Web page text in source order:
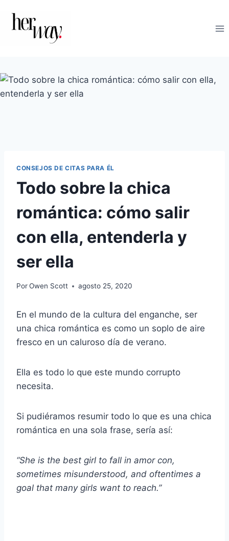
contenido
CONSEJOS DE CITAS PARA ÉL
Todo sobre la chica
romántica: cómo salir
con ella, entenderla y
ser ella
PorOwen Scott agosto 25, 2020
En el mundo de la cultura del enganche, ser
una chica romántica es como un soplo de aire
fresco en un caluroso día de verano.
Ella es todo lo que este mundo corrupto
necesita.
Si pudiéramos resumir todo lo que es una chica
romántica en una sola frase, sería así:
“She is the best girl to fall in amor con,
sometimes misunderstood, and oftentimes a
goal that many girls want to reach.”